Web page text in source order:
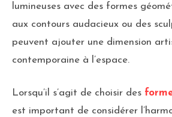
lumineuses avec des formes
aux contours audacieux ou des
peuvent ajouter une dimension
contemporaine à l’espace.
Lorsqu’il s’agit de choisir des
est important de considérer